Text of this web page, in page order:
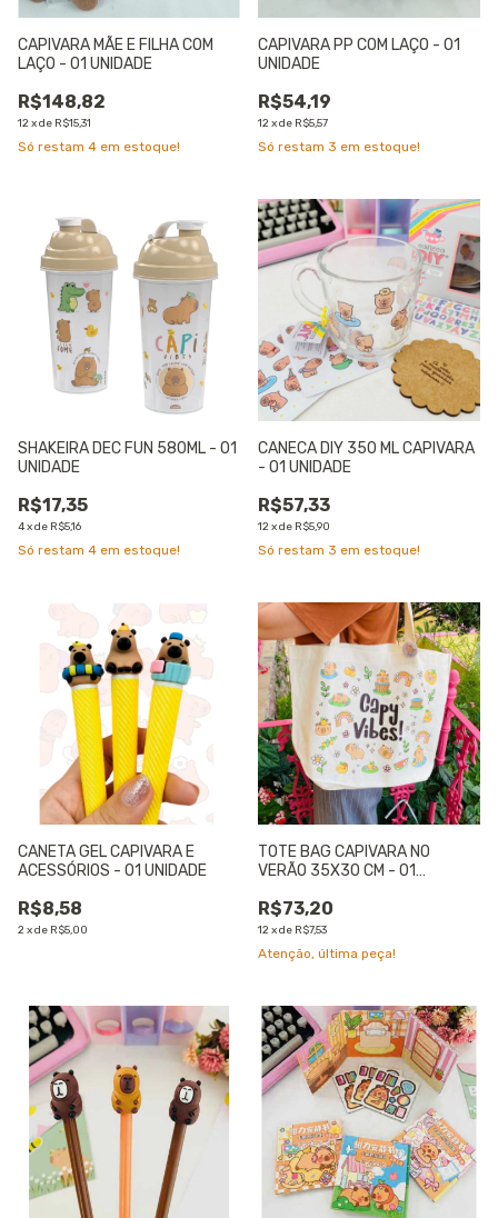
CAPIVARA MÃE E FILHA COM
LAÇO - 01 UNIDADE
R$148,82
12xde R$15,31
Só restam 4 em estoque!
CAPIVARA PP COM LAÇO - 01
UNIDADE
R$54,19
12xde R$5,57
Só restam 3 em estoque!
SHAKEIRA DEC FUN 580ML - 01
UNIDADE
R$17,35
4xde R$5,16
Só restam 4 em estoque!
CANECA DIY 350 ML CAPIVARA
- 01 UNIDADE
R$57,33
12xde R$5,90
Só restam 3 em estoque!
CANETA GEL CAPIVARA E
ACESSÓRIOS - 01 UNIDADE
R$8,58
2xde R$5,00
TOTE BAG CAPIVARA NO
VERÃO 35X30 CM - 01
R$73,20
12xde R$7,53
Atenção, última peça!